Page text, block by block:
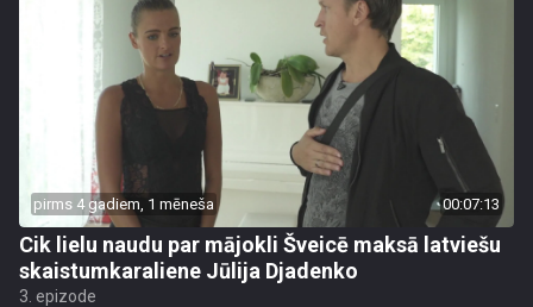
pirms 4 gadiem, 1 mēneša 00:07:13
Cik lielu naudu par mājokli Šveicē maksā latviešu
skaistumkaraliene Jūlija Djadenko
3. epizode